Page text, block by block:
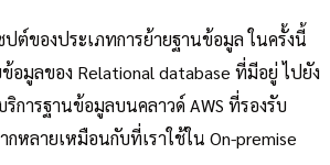
ปต์ของประเภทการย้ายฐานข้อมูล ในครั้งนี้
ข้อมูลของ Relational database ที่มีอยู่ ไปยัง
ริการฐานข้อมูลบนคลาวด์ AWS ที่รองรับ
กหลายเหมือนกับที่เราใช้ใน On-premise